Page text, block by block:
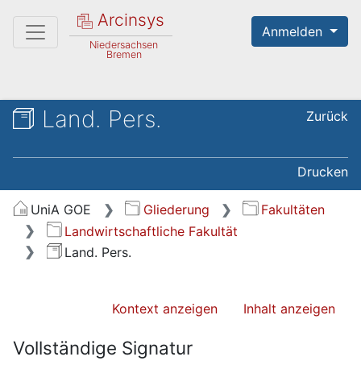
Arcinsys
Niedersachsen
Bremen
Anmelden
Land. Pers. Zurück
Drucken
UniA GOE Gliederung
Fakultäten
Landwirtschaftliche Fakultät
Land. Pers.
Kontext anzeigen Inhalt anzeigen
Vollständige Signatur